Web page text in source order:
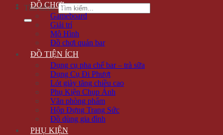
Tìm kiếm:
ĐỒ CHƠI
Gameboard
Giải trí
Mô Hình
Đồ chơi quán bar
ĐỒ TIỆN ÍCH
Dụng cụ pha chế bar – trà sữa
Dụng Cụ Đi Phượt
Lót giày tăng chiều cao
Phụ Kiện Chụp Ảnh
Văn phòng phẩm
Hộp Đựng Trang Sức
Đồ dùng gia đình
PHỤ KIỆN